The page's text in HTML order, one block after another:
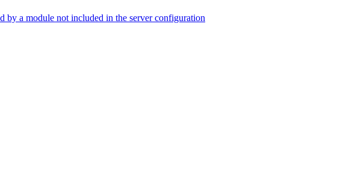
a module not included in the server configuration